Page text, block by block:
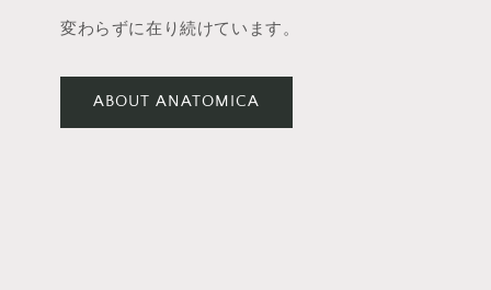
変わらずに在り続けています。
ABOUT ANATOMICA